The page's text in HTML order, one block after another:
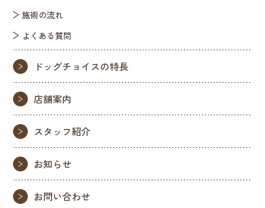
施術の流れ
よくある質問
ドッグチョイスの特長
店舗案内
スタッフ紹介
お知らせ
お問い合わせ